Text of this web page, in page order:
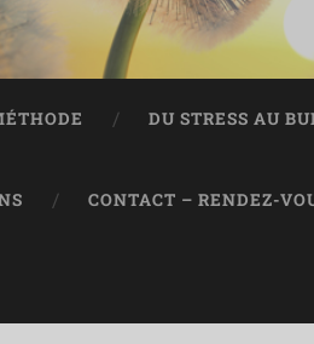
DU STRESS AU
CONTACT – RENDEZ-